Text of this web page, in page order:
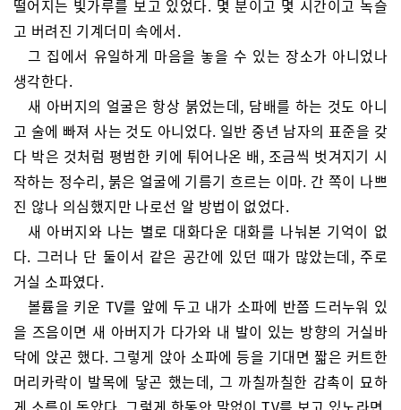
떨어지는 빛가루를 보고 있었다. 몇 분이고 몇 시간이고 녹슬
고 버려진 기계더미 속에서.
그 집에서 유일하게 마음을 놓을 수 있는 장소가 아니었나
생각한다.
새 아버지의 얼굴은 항상 붉었는데, 담배를 하는 것도 아니
고 술에 빠져 사는 것도 아니었다. 일반 중년 남자의 표준을 갖
다 박은 것처럼 평범한 키에 튀어나온 배, 조금씩 벗겨지기 시
작하는 정수리, 붉은 얼굴에 기름기 흐르는 이마. 간 쪽이 나쁘
진 않나 의심했지만 나로선 알 방법이 없었다.
새 아버지와 나는 별로 대화다운 대화를 나눠본 기억이 없
다. 그러나 단 둘이서 같은 공간에 있던 때가 많았는데, 주로
거실 소파였다.
볼륨을 키운 TV를 앞에 두고 내가 소파에 반쯤 드러누워 있
을 즈음이면 새 아버지가 다가와 내 발이 있는 방향의 거실바
닥에 앉곤 했다. 그렇게 앉아 소파에 등을 기대면 짧은 커트한
머리카락이 발목에 닿곤 했는데, 그 까칠까칠한 감촉이 묘하